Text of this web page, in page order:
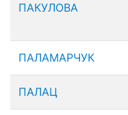
ПАКУЛОВА
ПАЛАМАРЧУК
ПАЛАЦ